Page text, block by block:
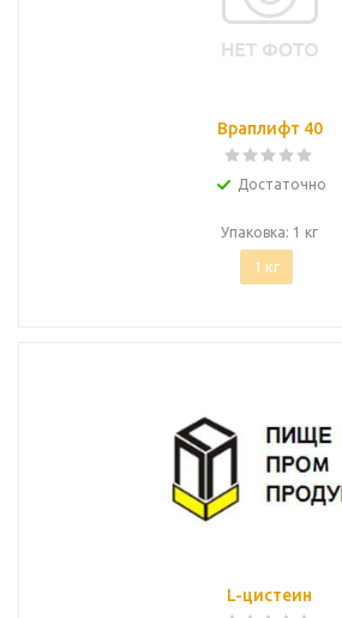
Враплифт 40
Достаточно
Упаковка: 1 кг
1 кг
L-цистеин